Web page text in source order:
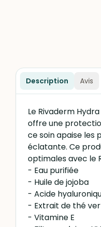
Description Avis
Le Rivaderm
offre une
ce soin apaise les
éclatante. Ce
optimales avec le
- Eau purifiée
- Huile de jojoba
- Acide
- Extrait de thé
- Vitamine E